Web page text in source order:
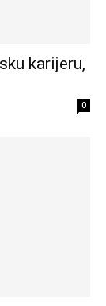
karijeru,
0